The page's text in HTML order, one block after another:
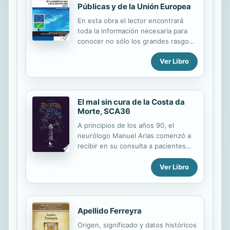
original: IDW.
Públicas y de la Unión Europea
En esta obra el lector encontrará
toda la información necesaria para
conocer no sólo los grandes rasgos,
sino también los detalles del marco
organizativo y normativo de las
Administraciones Públicas y de la
estructura de manera ordenada y
coherente abordando en primer
lugar la organización de las
Administraciones Públicas españolas,
comenzando por la norma suprema,
la Constitución española, y
Administración del Estado, la
Autonómica y la Local sin olvidar las
fuentes del Derecho o los boletines
oficiales. En segundo término se ...
Ver Libro
El mal sin cura de la Costa da
Morte, SCA36
A principios de los años 90, el
neurólogo Manuel Arias comenzó a
recibir en su consulta a pacientes
con ninguna enfermedad conocida.
Eran personas mayores de 40 años
y dificultades para hablar. Casi todos
venían de la Costa da Morte y entre
ellos había, en bastantes casos,
lazos familiares. En 2009, los
Ver Libro
Apellido Ferreyra
Origen, significado y datos históricos